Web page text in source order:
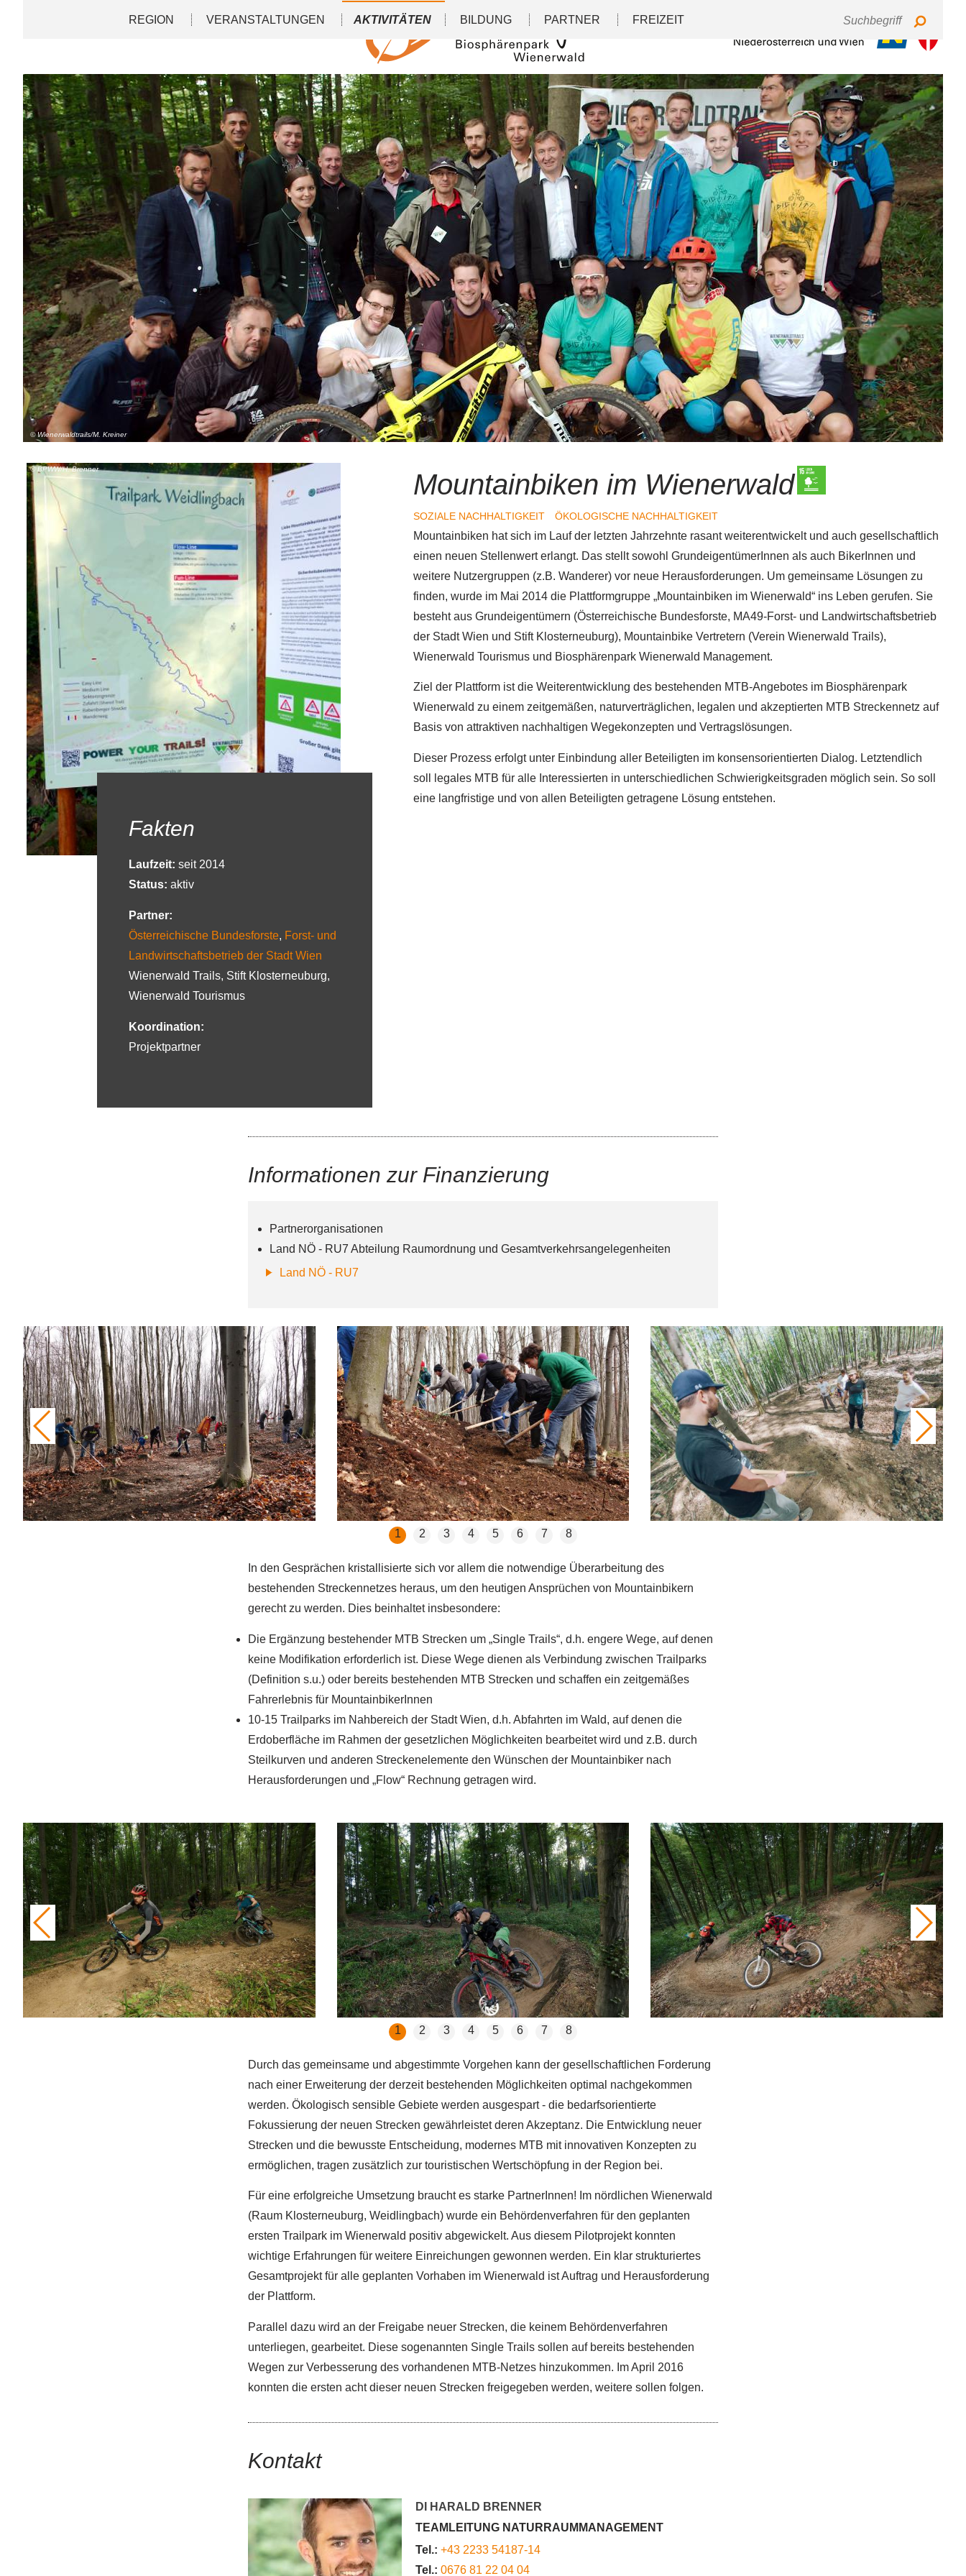
Tastaturbedienung Kontrast
REGION VERANSTALTUNGEN AKTIVITÄTEN BILDUNG PARTNER FREIZEIT
© Wienerwaldtrails/M. Kreiner
© BPWW/H. Brenner
Fakten
Laufzeit: seit 2014
Status: aktiv
Partner:
Österreichische Bundesforste, Forst- und
Landwirtschaftsbetrieb der Stadt Wien
Wienerwald Trails, Stift Klosterneuburg,
Wienerwald Tourismus
Koordination:
Projektpartner
Mountainbiken im Wienerwald
SOZIALE NACHHALTIGKEIT ÖKOLOGISCHE NACHHALTIGKEIT
Mountainbiken hat sich im Lauf der letzten Jahrzehnte rasant weiterentwickelt und auch gesellschaftlich
einen neuen Stellenwert erlangt. Das stellt sowohl GrundeigentümerInnen als auch BikerInnen und
weitere Nutzergruppen (z.B. Wanderer) vor neue Herausforderungen. Um gemeinsame Lösungen zu
finden, wurde im Mai 2014 die Plattformgruppe „Mountainbiken im Wienerwald“ ins Leben gerufen. Sie
besteht aus Grundeigentümern (Österreichische Bundesforste, MA49-Forst- und Landwirtschaftsbetrieb
der Stadt Wien und Stift Klosterneuburg), Mountainbike Vertretern (Verein Wienerwald Trails),
Wienerwald Tourismus und Biosphärenpark Wienerwald Management.
Ziel der Plattform ist die Weiterentwicklung des bestehenden MTB-Angebotes im Biosphärenpark
Wienerwald zu einem zeitgemäßen, naturverträglichen, legalen und akzeptierten MTB Streckennetz auf
Basis von attraktiven nachhaltigen Wegekonzepten und Vertragslösungen.
Dieser Prozess erfolgt unter Einbindung aller Beteiligten im konsensorientierten Dialog. Letztendlich
soll legales MTB für alle Interessierten in unterschiedlichen Schwierigkeitsgraden möglich sein. So soll
eine langfristige und von allen Beteiligten getragene Lösung entstehen.
Informationen zur Finanzierung
Partnerorganisationen
Land NÖ - RU7 Abteilung Raumordnung und Gesamtverkehrsangelegenheiten
Land NÖ - RU7
1 2 3 4 5 6 7 8
In den Gesprächen kristallisierte sich vor allem die notwendige Überarbeitung des
bestehenden Streckennetzes heraus, um den heutigen Ansprüchen von Mountainbikern
gerecht zu werden. Dies beinhaltet insbesondere:
Die Ergänzung bestehender MTB Strecken um „Single Trails“, d.h. engere Wege, auf denen
keine Modifikation erforderlich ist. Diese Wege dienen als Verbindung zwischen Trailparks
(Definition s.u.) oder bereits bestehenden MTB Strecken und schaffen ein zeitgemäßes
Fahrerlebnis für MountainbikerInnen
10-15 Trailparks im Nahbereich der Stadt Wien, d.h. Abfahrten im Wald, auf denen die
Erdoberfläche im Rahmen der gesetzlichen Möglichkeiten bearbeitet wird und z.B. durch
Steilkurven und anderen Streckenelemente den Wünschen der Mountainbiker nach
Herausforderungen und „Flow“ Rechnung getragen wird.
1 2 3 4 5 6 7 8
Durch das gemeinsame und abgestimmte Vorgehen kann der gesellschaftlichen Forderung
nach einer Erweiterung der derzeit bestehenden Möglichkeiten optimal nachgekommen
werden. Ökologisch sensible Gebiete werden ausgespart - die bedarfsorientierte
Fokussierung der neuen Strecken gewährleistet deren Akzeptanz. Die Entwicklung neuer
Strecken und die bewusste Entscheidung, modernes MTB mit innovativen Konzepten zu
ermöglichen, tragen zusätzlich zur touristischen Wertschöpfung in der Region bei.
Für eine erfolgreiche Umsetzung braucht es starke PartnerInnen! Im nördlichen Wienerwald
(Raum Klosterneuburg, Weidlingbach) wurde ein Behördenverfahren für den geplanten
ersten Trailpark im Wienerwald positiv abgewickelt. Aus diesem Pilotprojekt konnten
wichtige Erfahrungen für weitere Einreichungen gewonnen werden. Ein klar strukturiertes
Gesamtprojekt für alle geplanten Vorhaben im Wienerwald ist Auftrag und Herausforderung
der Plattform.
Parallel dazu wird an der Freigabe neuer Strecken, die keinem Behördenverfahren
unterliegen, gearbeitet. Diese sogenannten Single Trails sollen auf bereits bestehenden
Wegen zur Verbesserung des vorhandenen MTB-Netzes hinzukommen. Im April 2016
konnten die ersten acht dieser neuen Strecken freigegeben werden, weitere sollen folgen.
Kontakt
DI HARALD BRENNER
TEAMLEITUNG NATURRAUMMANAGEMENT
Tel.: +43 2233 54187-14
Tel.: 0676 81 22 04 04